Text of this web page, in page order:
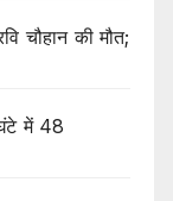
चौहान की मौत;
में 48